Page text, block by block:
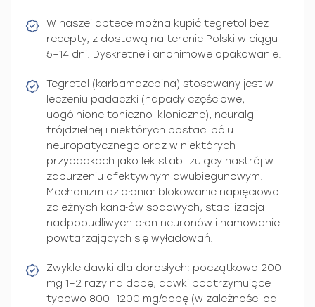
W naszej aptece można kupić tegretol bez
recepty, z dostawą na terenie Polski w ciągu
5–14 dni. Dyskretne i anonimowe opakowanie.
Tegretol (karbamazepina) stosowany jest w
leczeniu padaczki (napady częściowe,
uogólnione toniczno-kloniczne), neuralgii
trójdzielnej i niektórych postaci bólu
neuropatycznego oraz w niektórych
przypadkach jako lek stabilizujący nastrój w
zaburzeniu afektywnym dwubiegunowym.
Mechanizm działania: blokowanie napięciowo
zależnych kanałów sodowych, stabilizacja
nadpobudliwych błon neuronów i hamowanie
powtarzających się wyładowań.
Zwykle dawki dla dorosłych: początkowo 200
mg 1–2 razy na dobę, dawki podtrzymujące
typowo 800–1200 mg/dobę (w zależności od